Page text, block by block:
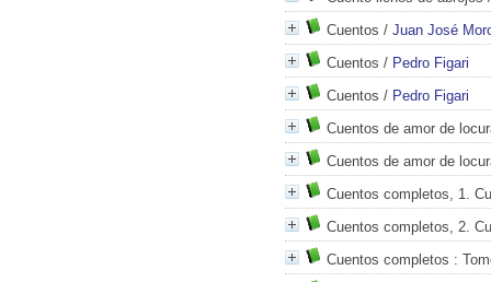
Cuentos / Juan José
Cuentos / Pedro Figari
Cuentos / Pedro Figari
Cuentos de amor de
Cuentos de amor de
Cuentos completos, 1.
Cuentos completos, 2.
Cuentos completos :